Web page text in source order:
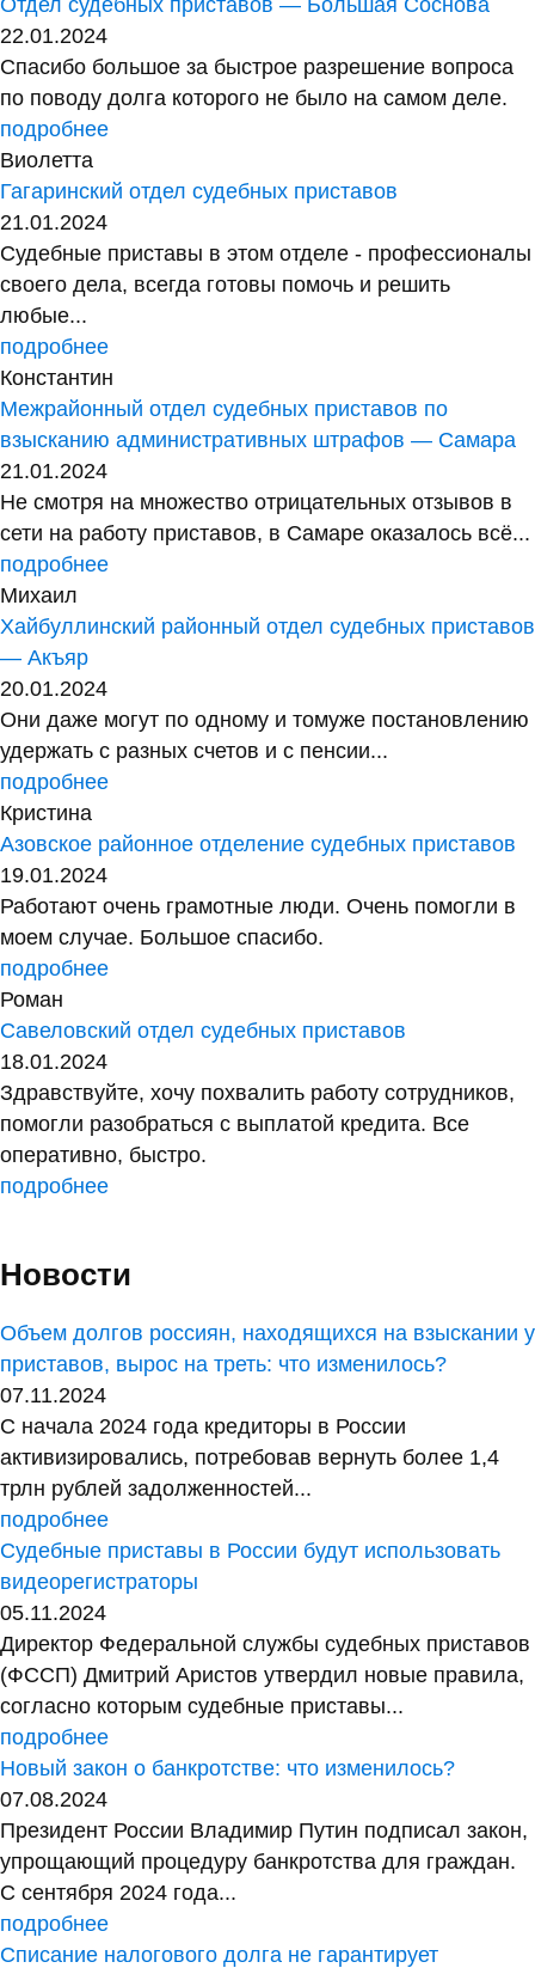
Отдел судебных приставов — Большая Соснова
22.01.2024
Спасибо большое за быстрое разрешение вопроса
по поводу долга которого не было на самом деле.
подробнее
Виолетта
Гагаринский отдел судебных приставов
21.01.2024
Судебные приставы в этом отделе - профессионалы
своего дела, всегда готовы помочь и решить
любые...
подробнее
Константин
Межрайонный отдел судебных приставов по
взысканию административных штрафов — Самара
21.01.2024
Не смотря на множество отрицательных отзывов в
сети на работу приставов, в Самаре оказалось всё...
подробнее
Михаил
Хайбуллинский районный отдел судебных приставов
— Акъяр
20.01.2024
Они даже могут по одному и томуже постановлению
удержать с разных счетов и с пенсии...
подробнее
Кристина
Азовское районное отделение судебных приставов
19.01.2024
Работают очень грамотные люди. Очень помогли в
моем случае. Большое спасибо.
подробнее
Роман
Савеловский отдел судебных приставов
18.01.2024
Здравствуйте, хочу похвалить работу сотрудников,
помогли разобраться с выплатой кредита. Все
оперативно, быстро.
подробнее
Новости
Объем долгов россиян, находящихся на взыскании у
приставов, вырос на треть: что изменилось?
07.11.2024
С начала 2024 года кредиторы в России
активизировались, потребовав вернуть более 1,4
трлн рублей задолженностей...
подробнее
Судебные приставы в России будут использовать
видеорегистраторы
05.11.2024
Директор Федеральной службы судебных приставов
(ФССП) Дмитрий Аристов утвердил новые правила,
согласно которым судебные приставы...
подробнее
Новый закон о банкротстве: что изменилось?
07.08.2024
Президент России Владимир Путин подписал закон,
упрощающий процедуру банкротства для граждан.
С сентября 2024 года...
подробнее
Списание налогового долга не гарантирует